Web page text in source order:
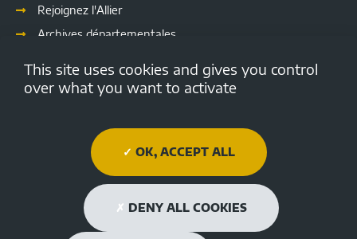
Rejoignez l'Allier
Archives départementales
Culture
Open data de l'Allier
Médiathèque Départementale de l'Allier
Allier tourisme
This site uses cookies and gives you control
over what you want to activate
OK, ACCEPT ALL
DENY ALL COOKIES